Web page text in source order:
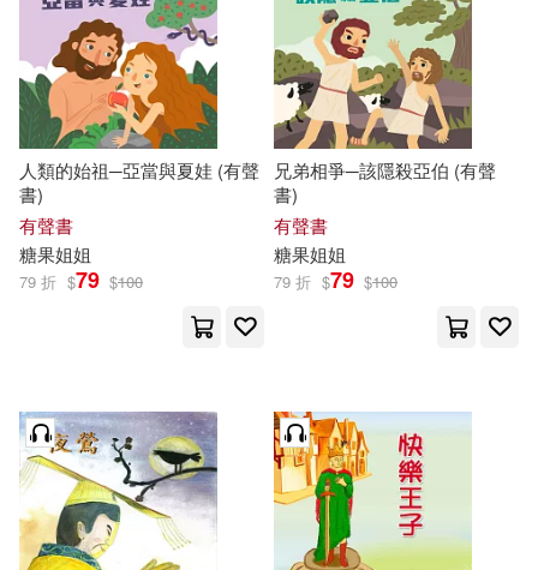
可海外宅配(19)
可港澳店取(18)
可菲律賓店取(18)
現在可購買商品(196)
作者/演唱/譯/編/繪(188)
人類的始祖─亞當與夏娃 (有聲
書)
有聲書
糖果姐姐
79 折 $79 $100
兄弟相爭─該隱殺亞伯 (有聲
書)
有聲書
糖果姐姐
79 折 $79 $100